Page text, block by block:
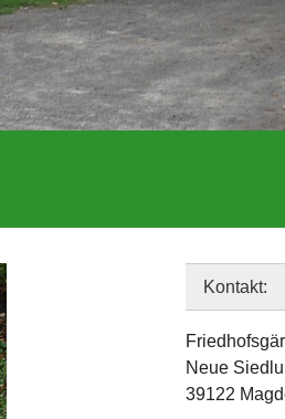
Kontakt:
Neue
39122